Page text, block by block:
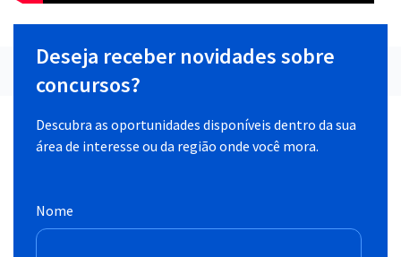
Deseja receber novidades sobre
concursos?
Descubra as oportunidades disponíveis dentro da sua
área de interesse ou da região onde você mora.
Nome